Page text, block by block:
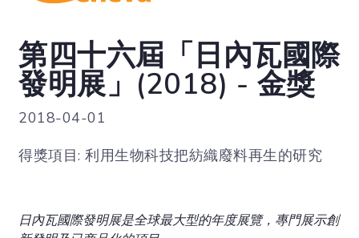
第四十六屆「日內瓦國際
發明展」(2018) - 金獎
2018-04-01
得獎項目: 利用生物科技把紡織廢料再生的研究
日內瓦國際發明展是全球最大型的年度展覽，專門展示創